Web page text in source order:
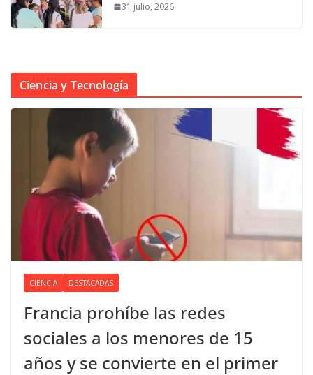
31 julio, 2026
Ciencia y Tecnología
CIENCIA DESTACADAS
Francia prohíbe las redes
sociales a los menores de 15
años y se convierte en el primer